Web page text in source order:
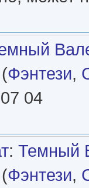
(Фэнтези,
04
: Темный
(Фэнтези,